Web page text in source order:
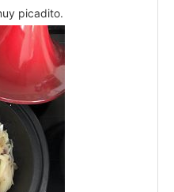
picadito.